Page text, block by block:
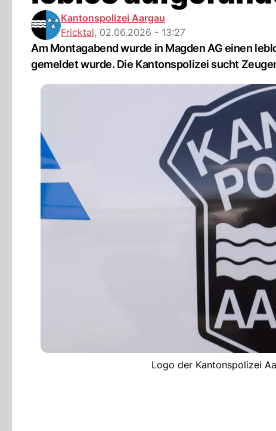
Kantonspolizei Aargau
Fricktal, 02.06.2026 - 13:27
Am Montagabend wurde in Magden AG einen
gemeldet wurde. Die Kantonspolizei sucht
Logo der Kantonspolizei